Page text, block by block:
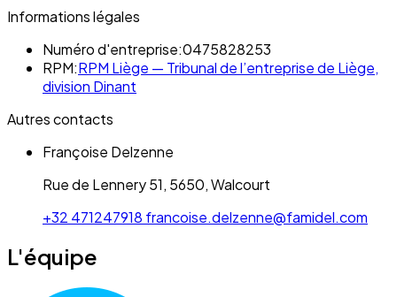
Informations légales
Numéro d'entreprise:0475828253
RPM:RPM Liège — Tribunal de l’entreprise de Liège,
division Dinant
Autres contacts
Françoise Delzenne
Rue de Lennery 51, 5650, Walcourt
+32 471247918 francoise.delzenne@famidel.com
L'équipe